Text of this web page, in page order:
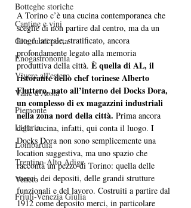
Botteghe storiche
Cantine e vini
Gite fuori porta
Enogastronomia
Vivere all'estero
Valle d’Aosta
Piemonte
Liguria
Lombardia
Trentino-Alto Adige
Veneto
Friuli-Venezia Giulia
A Torino c’è una cucina contemporanea che
sceglie di non partire dal centro, ma da un
luogo laterale, stratificato, ancora
profondamente legato alla memoria
produttiva della città. È quella di AL, il
ristorante dello chef torinese Alberto
Fluttero, nato all’interno dei Docks Dora,
un complesso di ex magazzini industriali
nella zona nord della città. Prima ancora
della cucina, infatti, qui conta il luogo. I
Docks Dora non sono semplicemente una
location suggestiva, ma uno spazio che
racconta un pezzo di Torino: quella delle
merci, dei depositi, delle grandi strutture
funzionali e del lavoro. Costruiti a partire dal
1912 come deposito merci, in particolare